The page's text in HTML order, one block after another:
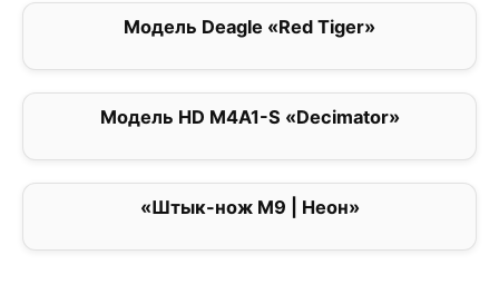
Модель Deagle «Red Tiger»
Модель HD M4A1-S «Decimator»
«Штык-нож M9 | Неон»